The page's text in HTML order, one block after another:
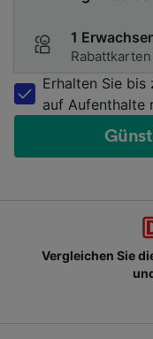
1
Erhalten Sie bis
auf Aufenthalte
Vergleichen Sie